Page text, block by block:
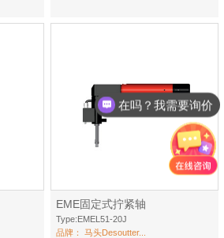
EME固定式拧紧轴
Type:EMEL51-20J
品牌：马头Desoutter...
在吗？我需要询价